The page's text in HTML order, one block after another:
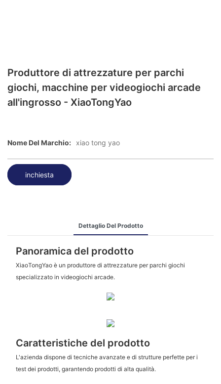
Produttore di attrezzature per parchi
giochi, macchine per videogiochi arcade
all'ingrosso - XiaoTongYao
Nome Del Marchio: xiao tong yao
inchiesta
Dettaglio Del Prodotto
Panoramica del prodotto
XiaoTongYao è un produttore di attrezzature per parchi giochi
specializzato in videogiochi arcade.
Caratteristiche del prodotto
L'azienda dispone di tecniche avanzate e di strutture perfette per i
test dei prodotti, garantendo prodotti di alta qualità.